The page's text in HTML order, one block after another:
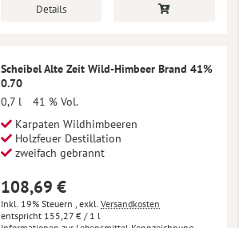
Details
Scheibel Alte Zeit Wild-Himbeer Brand 41%
0.70
0,7 l
41 % Vol.
Karpaten Wildhimbeeren
Holzfeuer Destillation
zweifach gebrannt
108,69 €
Inkl. 19% Steuern , exkl. Versandkosten
155,27 € / 1 l